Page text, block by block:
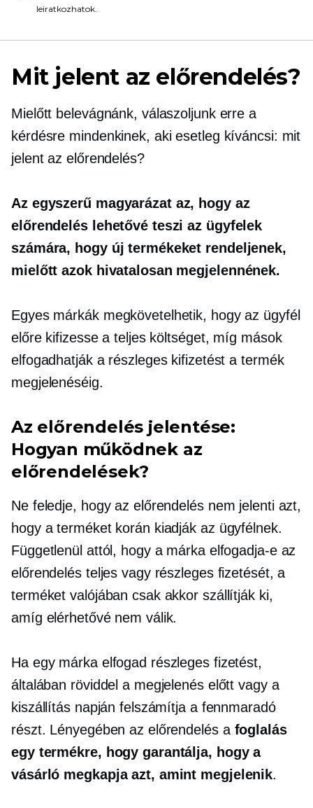
leiratkozhatok.
Mit jelent az előrendelés?
Mielőtt belevágnánk, válaszoljunk erre a
kérdésre mindenkinek, aki esetleg kíváncsi: mit
jelent az előrendelés?
Az egyszerű magyarázat az, hogy az
előrendelés lehetővé teszi az ügyfelek
számára, hogy új termékeket rendeljenek,
mielőtt azok hivatalosan megjelennének.
Egyes márkák megkövetelhetik, hogy az ügyfél
előre kifizesse a teljes költséget, míg mások
elfogadhatják a részleges kifizetést a termék
megjelenéséig.
Az előrendelés jelentése:
Hogyan működnek az
előrendelések?
Ne feledje, hogy az előrendelés nem jelenti azt,
hogy a terméket korán kiadják az ügyfélnek.
Függetlenül attól, hogy a márka elfogadja-e az
előrendelés teljes vagy részleges fizetését, a
terméket valójában csak akkor szállítják ki,
amíg elérhetővé nem válik.
Ha egy márka elfogad részleges fizetést,
általában röviddel a megjelenés előtt vagy a
kiszállítás napján felszámítja a fennmaradó
részt. Lényegében az előrendelés a foglalás
egy termékre, hogy garantálja, hogy a
vásárló megkapja azt, amint megjelenik.